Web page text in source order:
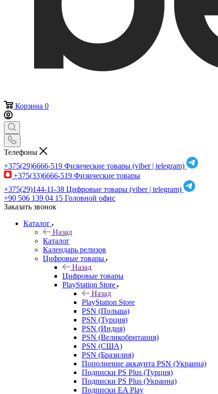
Корзина 0
Телефоны
+375(29)6666-519 Физические товары (viber | telegram)
+375(33)6666-519 Физические товары
+375(29)144-11-38 Цифровые товары (viber | telegram)
+90 506 139 04 15 Головной офис
Заказать звонок
Каталог
Назад
Каталог
Календарь релизов
Цифровые товары
Назад
Цифровые товары
PlayStation Store
Назад
PlayStation Store
PSN (Польша)
PSN (Турция)
PSN (Индия)
PSN (Великобритания)
PSN (США)
PSN (Бразилия)
Пополнение аккаунта PSN (Украина)
Подписки PS Plus (Турция)
Подписки PS Plus (Украина)
Подписки EA Play